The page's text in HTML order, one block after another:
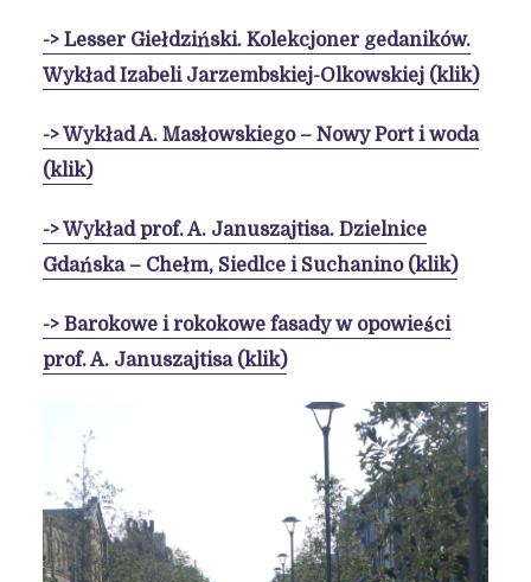
-> Lesser Giełdziński. Kolekcjoner gedaników.
Wykład Izabeli Jarzembskiej-Olkowskiej (klik)
-> Wykład A. Masłowskiego – Nowy Port i woda
(klik)
-> Wykład prof. A. Januszajtisa. Dzielnice
Gdańska – Chełm, Siedlce i Suchanino (klik)
-> Barokowe i rokokowe fasady w opowieści
prof. A. Januszajtisa (klik)